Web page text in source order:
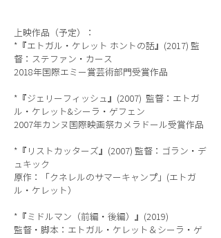
上映作品（予定）：
*『エトガル・ケレット ホントの話』(2017) 監
督：ステファン・カース
2018年国際エミー賞芸術部門受賞作品
*『ジェリーフィッシュ』(2007) 監督：エトガ
ル・ケレット&シーラ・ゲフェン
2007年カンヌ国際映画祭カメラドール受賞作品
*『リストカッターズ』(2007) 監督：ゴラン・デ
ュキック
原作：「クネレルのサマーキャンプ」(エトガ
ル・ケレット）
*『ミドルマン（前編・後編）』(2019)
監督・脚本：エトガル・ケレット＆シーラ・ゲ